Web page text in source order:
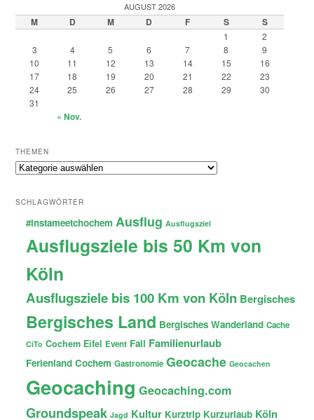
AUGUST 2026
M D M D F S S
1
2
3
4 5 6 7 8
9
10
11 12 13 14 15
16
17
18 19 20 21 22
23
24
25 26 27 28 29
30
31
« Nov.
THEMEN
Themen
SCHLAGWÖRTER
#instameetchochem Ausflug Ausflugsziel
Ausflugsziele bis 50 Km von
Köln
Ausflugsziele bis 100 Km von Köln Bergisches
Bergisches Land Bergisches Wanderland Cache
CiTo Cochem Eifel Event Fail Familienurlaub
Ferienland Cochem Gastronomie Geocache Geocachen
Geocaching Geocaching.com
Groundspeak Jagd Kultur Kurztrip Kurzurlaub Köln